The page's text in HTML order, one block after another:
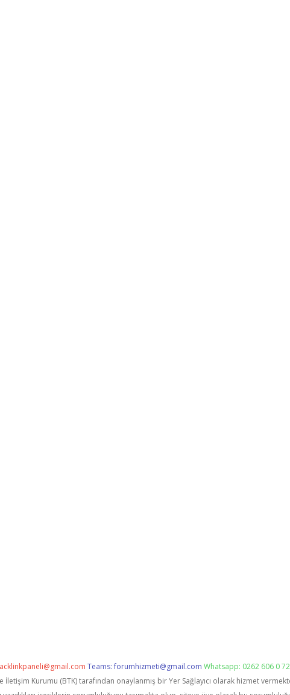
Teams:forumhizmeti@gmail.com Whatsapp: 0262 606 0
İletişim Kurumu (BTK) tarafından onaylanmış bir Yer Sağlayıcı olarak hizmet